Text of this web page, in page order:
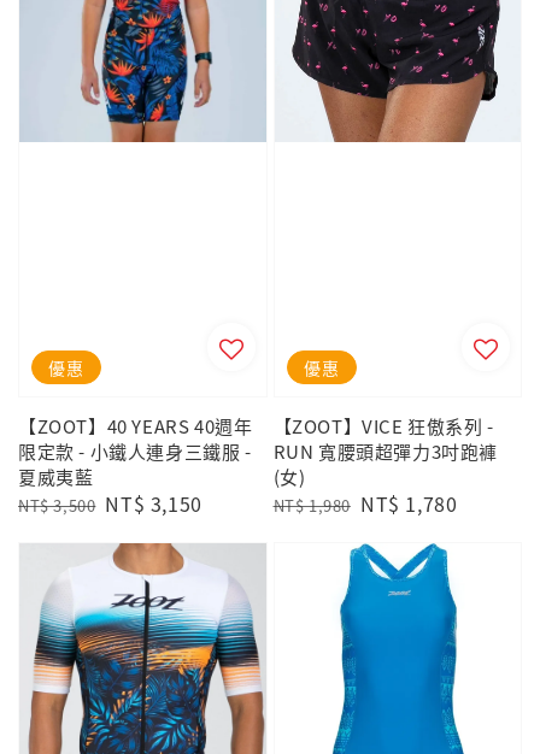
優惠
【ZOOT】40 YEARS 40週年
限定款 - 小鐵人連身三鐵服 -
夏威夷藍
Regular
NT$ 3,500 Sale
NT$ 3,150
優惠
【ZOOT】VICE 狂傲系列 -
RUN 寬腰頭超彈力3吋跑褲
(女)
Regular
NT$ 1,980 Sale
NT$ 1,780